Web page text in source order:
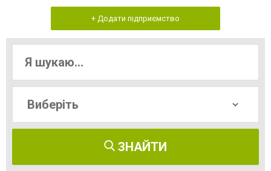
+ Додати підприємство
ЗНАЙТИ